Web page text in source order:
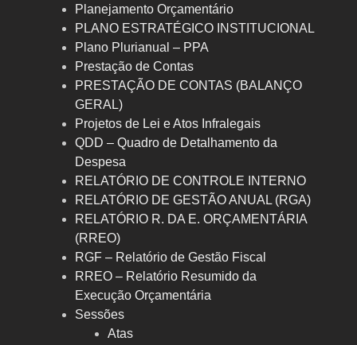
Planejamento Orçamentário
PLANO ESTRATÉGICO INSTITUCIONAL
Plano Plurianual – PPA
Prestação de Contas
PRESTAÇÃO DE CONTAS (BALANÇO
GERAL)
Projetos de Lei e Atos Infralegais
QDD – Quadro de Detalhamento da
Despesa
RELATÓRIO DE CONTROLE INTERNO
RELATÓRIO DE GESTÃO ANUAL (RGA)
RELATÓRIO R. DA E. ORÇAMENTÁRIA
(RREO)
RGF – Relatório de Gestão Fiscal
RREO – Relatório Resumido da
Execução Orçamentária
Sessões
Atas